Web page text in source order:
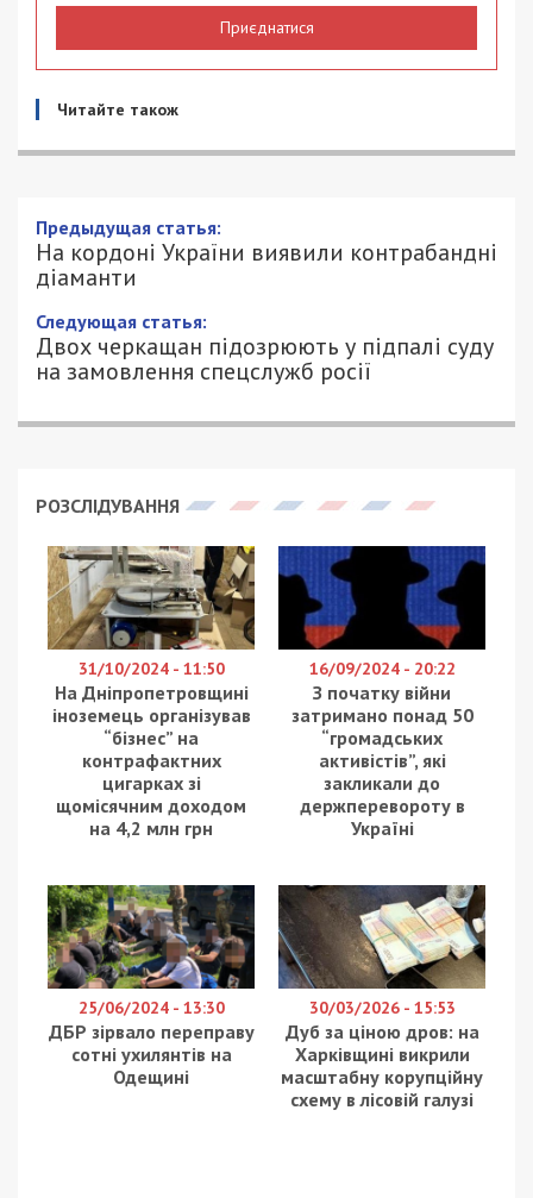
Приєднатися
Читайте також
Предыдущая статья:
На кордоні України виявили контрабандні
діаманти
Следующая статья:
Двох черкащан підозрюють у підпалі суду
на замовлення спецслужб росії
РОЗСЛІДУВАННЯ
31/10/2024 - 11:50
На Дніпропетровщині
іноземець організував
“бізнес” на
контрафактних
цигарках зі
щомісячним доходом
на 4,2 млн грн
16/09/2024 - 20:22
З початку війни
затримано понад 50
“громадських
активістів”, які
закликали до
держперевороту в
Україні
25/06/2024 - 13:30
ДБР зірвало переправу
сотні ухилянтів на
Одещині
30/03/2026 - 15:53
Дуб за ціною дров: на
Харківщині викрили
масштабну корупційну
схему в лісовій галузі